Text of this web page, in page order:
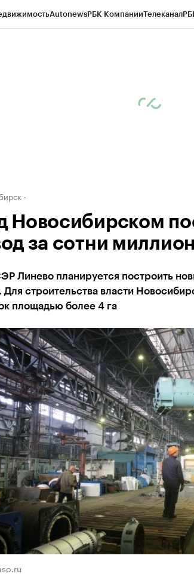
AutonewsРБК КомпанииТелеканал
Новосибирском
за сотни
Линево планируется построить
Для строительства власти
площадью более 4 га